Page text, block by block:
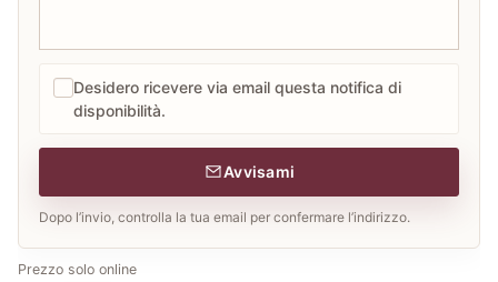
Prezzo solo online
Desidero ricevere via email questa notifica di
disponibilità.
Avvisami
Dopo l’invio, controlla la tua email per confermare l’indirizzo.